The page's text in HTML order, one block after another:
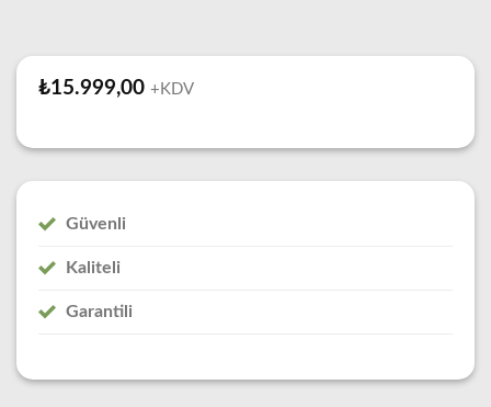
₺15.999,00 +KDV
Güvenli
Kaliteli
Garantili